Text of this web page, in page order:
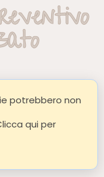
potrebbero non
qui per